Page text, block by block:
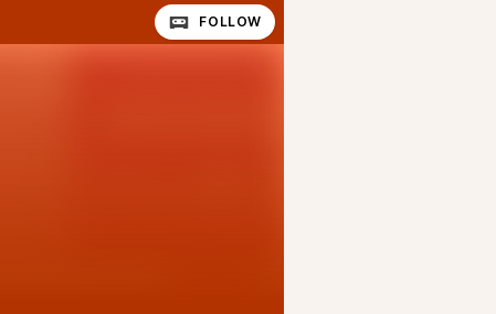
FOLLOW